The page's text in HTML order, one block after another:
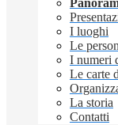
I luoghi
Le
I numeri
Le carte
La storia
Contatti